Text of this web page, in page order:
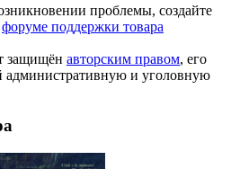
проблемы, создайте
форуме поддержки товара
защищён авторским правом, его
административную и уголовную